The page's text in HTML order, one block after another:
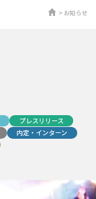
お知らせ
プレスリリース
内定・インターン